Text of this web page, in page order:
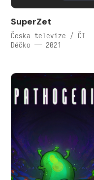
SuperZet
Česka televize / ČT
Déčko — 2021